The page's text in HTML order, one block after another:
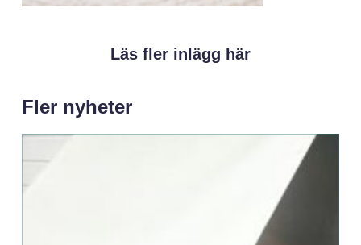
Läs fler inlägg här
Fler nyheter